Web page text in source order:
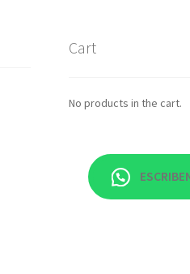
Cart
No products in the cart.